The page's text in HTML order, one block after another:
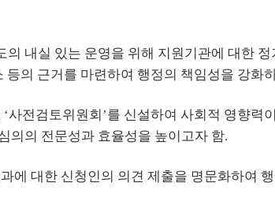
의 내실 있는 운영을 위해 지원기관에 대한
등의 근거를 마련하여 행정의 책임성을 강화
사전검토위원회’를 신설하여 사회적 영향력
의의 전문성과 효율성을 높이고자 함.
에 대한 신청인의 의견 제출을 명문화하여